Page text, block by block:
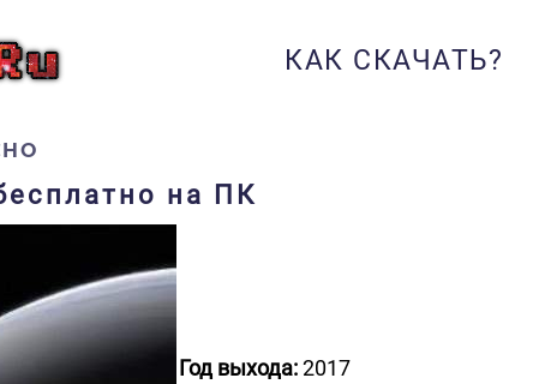
КАК СКАЧАТЬ?
на ПК
Год выхода:2017